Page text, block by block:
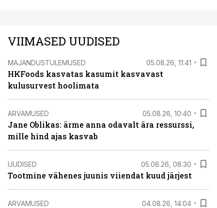
VIIMASED UUDISED
MAJANDUSTULEMUSED 05.08.26, 11:41
HKFoods kasvatas kasumit kasvavast
kulusurvest hoolimata
ARVAMUSED 05.08.26, 10:40
Jane Oblikas: ärme anna odavalt ära ressurssi,
mille hind ajas kasvab
UUDISED 05.08.26, 08:30
Tootmine vähenes juunis viiendat kuud järjest
ARVAMUSED 04.08.26, 14:04